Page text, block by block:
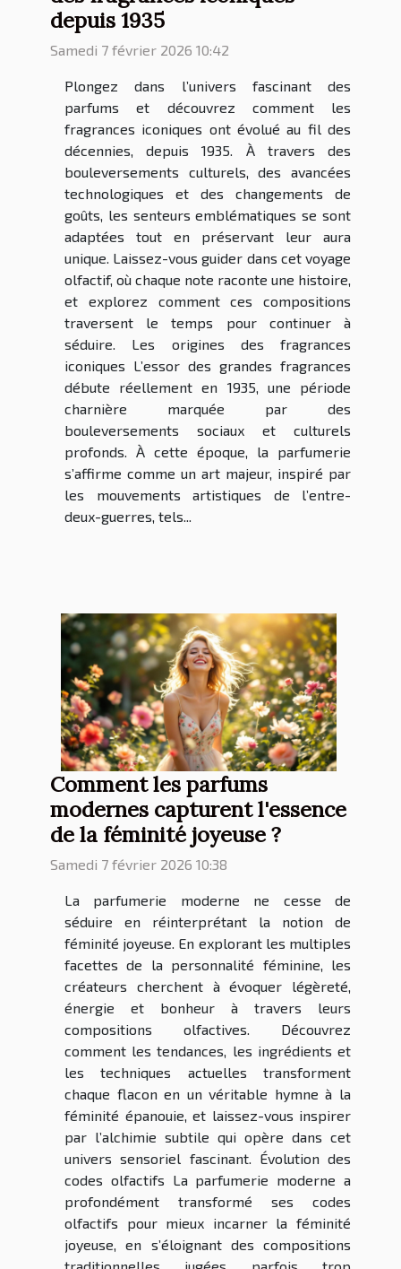
depuis 1935
Samedi 7 février 2026 10:42
Plongez dans l’univers fascinant des
parfums et découvrez comment les
fragrances iconiques ont évolué au fil des
décennies, depuis 1935. À travers des
bouleversements culturels, des avancées
technologiques et des changements de
goûts, les senteurs emblématiques se sont
adaptées tout en préservant leur aura
unique. Laissez-vous guider dans cet voyage
olfactif, où chaque note raconte une histoire,
et explorez comment ces compositions
traversent le temps pour continuer à
séduire. Les origines des fragrances
iconiques L’essor des grandes fragrances
débute réellement en 1935, une période
charnière marquée par des
bouleversements sociaux et culturels
profonds. À cette époque, la parfumerie
s’affirme comme un art majeur, inspiré par
les mouvements artistiques de l’entre-
deux-guerres, tels...
Comment les parfums
modernes capturent l'essence
de la féminité joyeuse ?
Samedi 7 février 2026 10:38
La parfumerie moderne ne cesse de
séduire en réinterprétant la notion de
féminité joyeuse. En explorant les multiples
facettes de la personnalité féminine, les
créateurs cherchent à évoquer légèreté,
énergie et bonheur à travers leurs
compositions olfactives. Découvrez
comment les tendances, les ingrédients et
les techniques actuelles transforment
chaque flacon en un véritable hymne à la
féminité épanouie, et laissez-vous inspirer
par l’alchimie subtile qui opère dans cet
univers sensoriel fascinant. Évolution des
codes olfactifs La parfumerie moderne a
profondément transformé ses codes
olfactifs pour mieux incarner la féminité
joyeuse, en s’éloignant des compositions